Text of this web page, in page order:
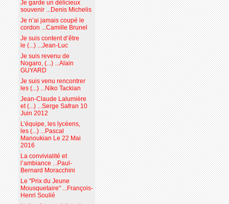
Je garde un délicieux
souvenir ...Denis Michelis
Je n’ai jamais coupé le
cordon ...Camille Brunel
Je suis content d’être
le (...) ...Jean-Luc
Je suis revenu de
Nogaro, (...) ...Alain
GUYARD
Je suis venu rencontrer
les (...) ...Niko Tackian
Jean-Claude Lalumière
et (...) ...Serge Safran 10
Juin 2012
L’équipe, les lycéens,
les (...) ...Pascal
Manoukian Le 22 Mai
2016
La convivialité et
l’ambiance ...Paul-
Bernard Moracchini
Le "Prix du Jeune
Mousquetaire" ...François-
Henri Soulié